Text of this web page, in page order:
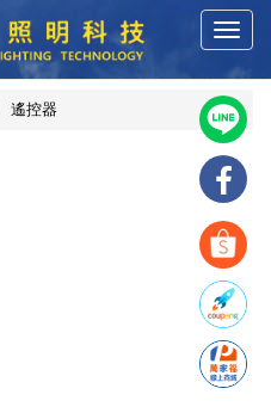
T
g
g
l
e
n
a
v
i
g
a
t
i
o
遙控器